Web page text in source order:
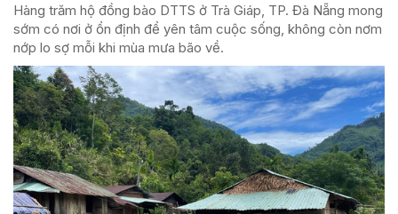
Hàng trăm hộ đồng bào DTTS ở Trà Giáp, TP. Đà Nẵng mong
sớm có nơi ở ổn định để yên tâm cuộc sống, không còn nơm
nớp lo sợ mỗi khi mùa mưa bão về.